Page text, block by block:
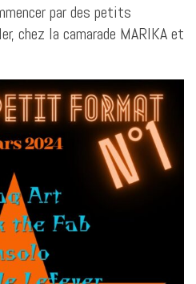
par des petits
chez la camarade MARIKA et